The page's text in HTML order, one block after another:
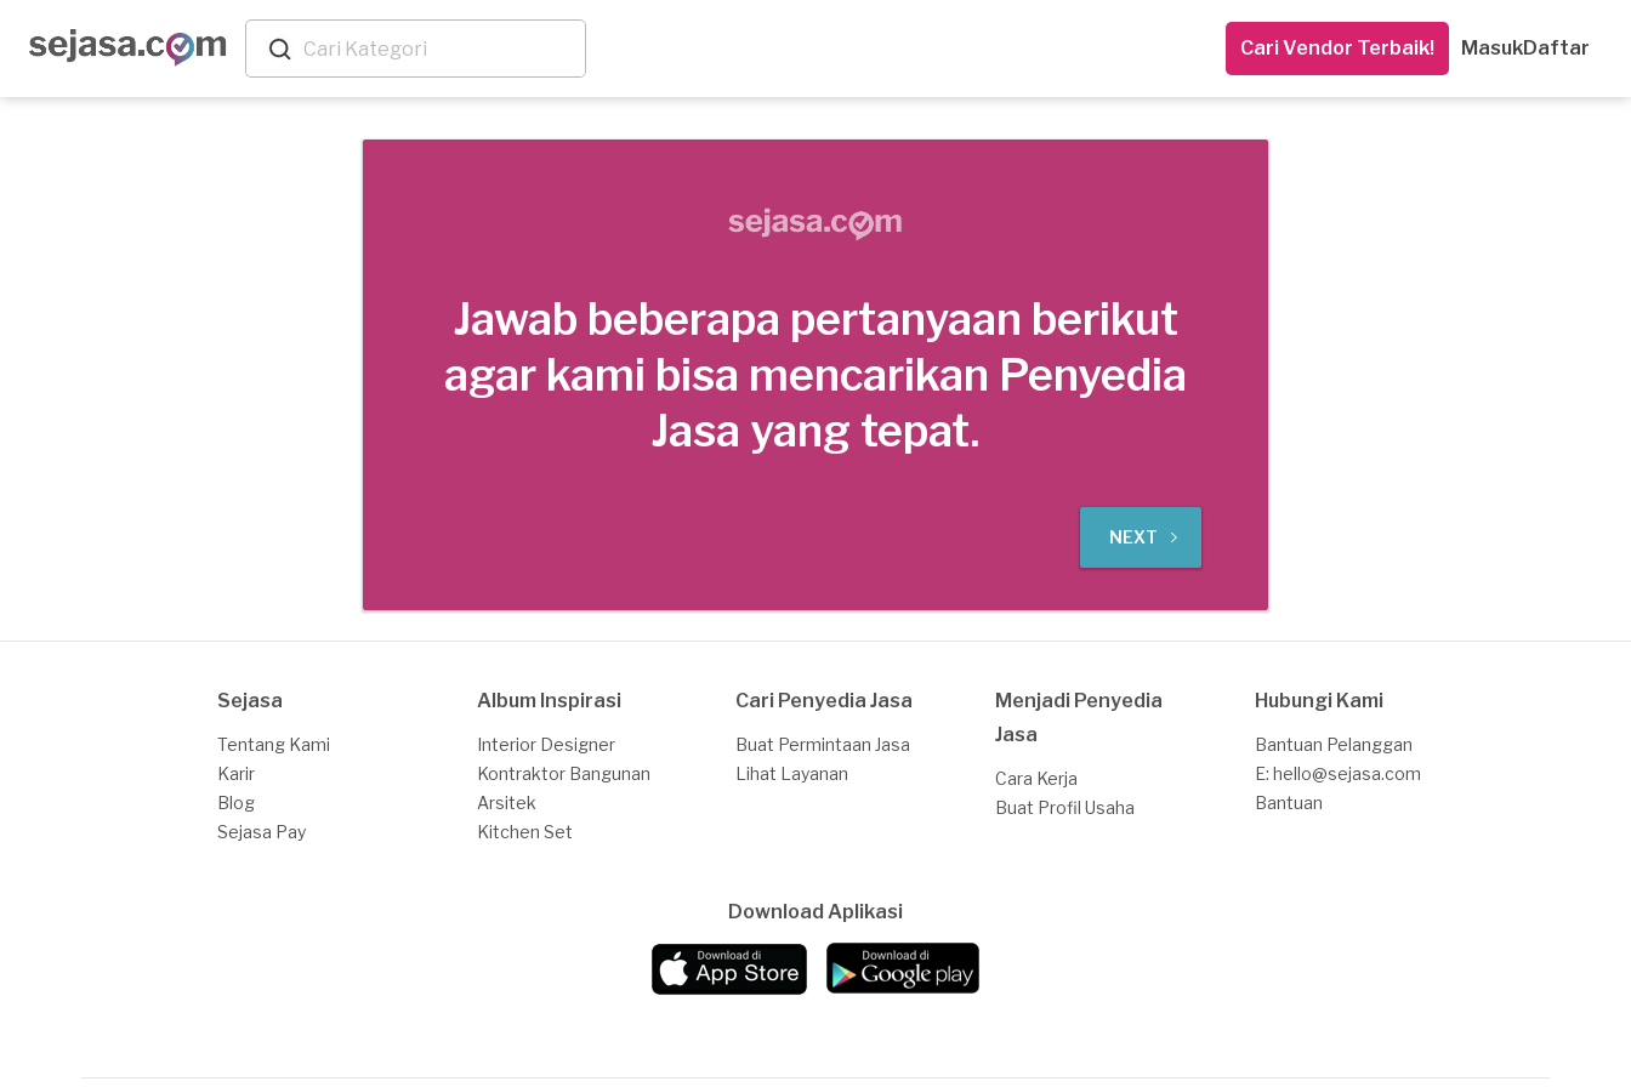
Cari Vendor Terbaik! MasukDaftar
Jawab beberapa pertanyaan berikut
agar kami bisa mencarikan Penyedia
Jasa yang tepat.
NEXT
Sejasa
Tentang Kami
Karir
Blog
Sejasa Pay
Album Inspirasi
Interior Designer
Kontraktor Bangunan
Arsitek
Kitchen Set
Cari Penyedia Jasa
Buat Permintaan Jasa
Lihat Layanan
Menjadi Penyedia
Jasa
Cara Kerja
Buat Profil Usaha
Hubungi Kami
Bantuan Pelanggan
E: hello@sejasa.com
Bantuan
Download Aplikasi